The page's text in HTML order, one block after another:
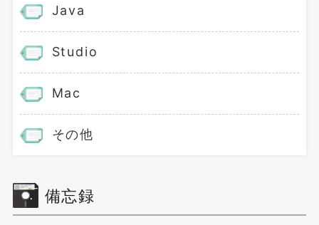
Java
Studio
Mac
その他
備忘録